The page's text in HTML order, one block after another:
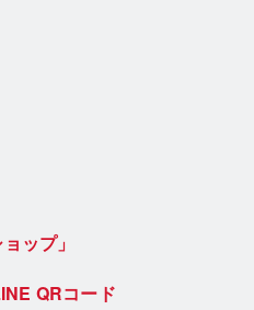
ップ」